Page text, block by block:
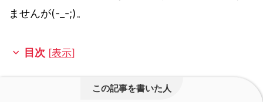
ませんが(-_-;)。
目次 [表示]
この記事を書いた人